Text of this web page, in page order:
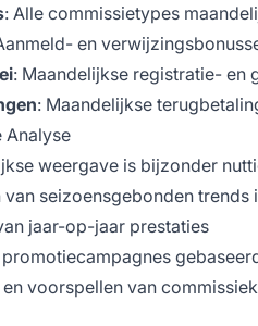
: Alle commissietypes
en
: Maandelijkse registratie- en
: Maandelijkse
Analyse
weergave is bijzonder
seizoensgebonden
jaar-op-jaar prestaties
promotiecampagnes
voorspellen van